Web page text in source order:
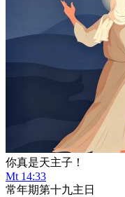
你真是天主子！
Mt 14:33
常年期第十九主日